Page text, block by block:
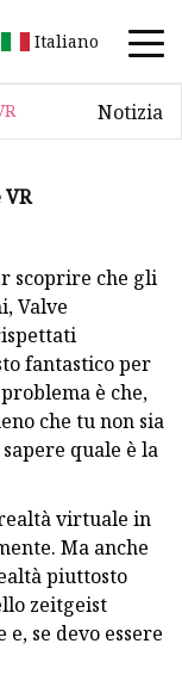
Italiano
Notizia
scoprire che gli
Valve
fantastico per
è che,
che tu non sia
quale è la
virtuale in
Ma anche
piuttosto
zeitgeist
se devo essere